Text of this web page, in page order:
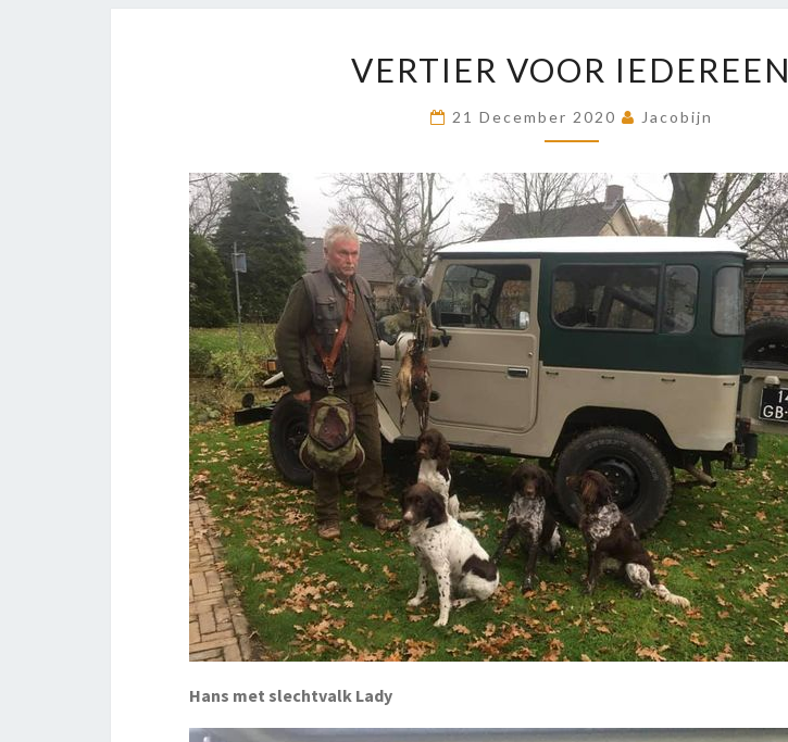
VOOR
IEDEREEN
VERTIER VOOR IEDEREEN
21 December 2020 Jacobijn
Hans met slechtvalk Lady